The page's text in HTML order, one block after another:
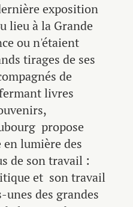
exposition
lieu à la Grande
ou n'étaient
tirages de ses
de
livres
propose
lumière des
de son travail :
et son travail
unes des grandes